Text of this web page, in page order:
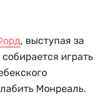
, выступая за
играть
Монреаль.